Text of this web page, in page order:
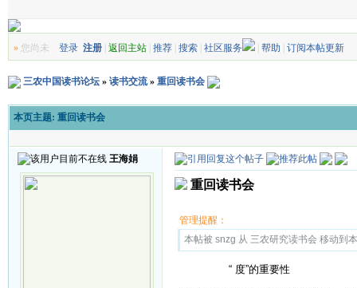
»您尚未 登录 注册| 返回主站| 推荐| 搜索| 社区服务 | 帮助 订阅本帖更新
三农中国读书论坛» 读书交流» 重回读书会
本页主题: 重回读书会
王海娟
重回读书会
管理提醒：
本帖被 snzg 从 三农研究读书会 移动到
“ 度”的重要性